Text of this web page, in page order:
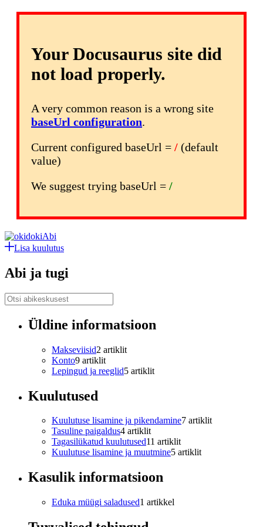
Your Docusaurus site did
not load properly.
A very common reason is a wrong site
baseUrl configuration.
Current configured baseUrl = / (default
value)
We suggest trying baseUrl = /
Abi
Lisa kuulutus
Abi ja tugi
Üldine informatsioon
Makseviisid2 artiklit
Konto9 artiklit
Lepingud ja reeglid5 artiklit
Kuulutused
Kuulutuse lisamine ja pikendamine7 artiklit
Tasuline paigaldus4 artiklit
Tagasilükatud kuulutused11 artiklit
Kuulutuse lisamine ja muutmine5 artiklit
Kasulik informatsioon
Eduka müügi saladused1 artikkel